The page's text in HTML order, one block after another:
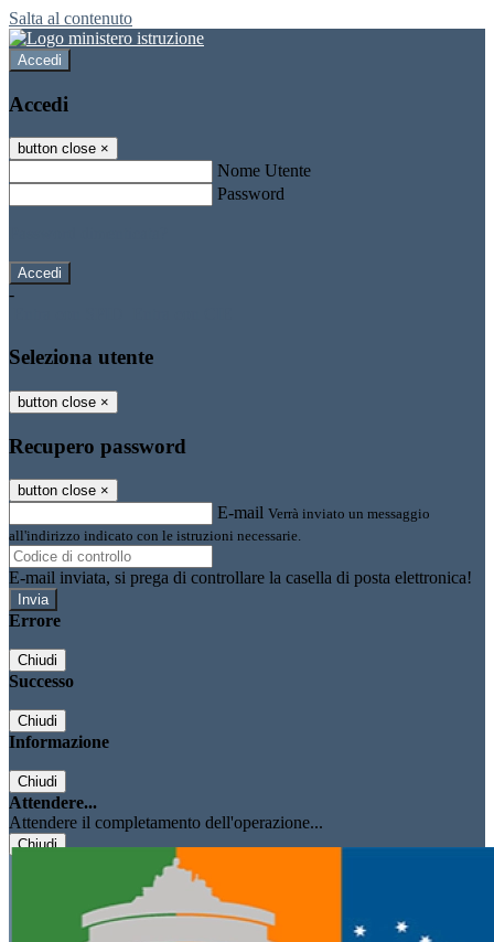
Salta al contenuto
Accedi
Accedi
button close ×
Nome Utente
Password
-
Seleziona utente
button close ×
Recupero password
button close ×
E-mail Verrà inviato un messaggio
all'indirizzo indicato con le istruzioni necessarie.
E-mail inviata, si prega di controllare la casella di posta elettronica!
Errore
Chiudi
Successo
Chiudi
Informazione
Chiudi
Attendere...
Attendere il completamento dell'operazione...
Chiudi